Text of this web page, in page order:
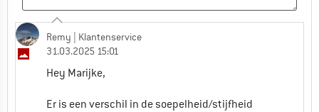
Remy | Klantenservice
31.03.2025 15:01
Hey Marijke,
Er is een verschil in de soepelheid/stijfheid